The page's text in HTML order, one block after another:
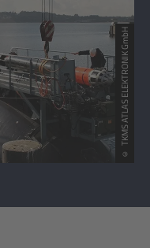
© TKMS ATLAS ELEKTRONIK GmbH